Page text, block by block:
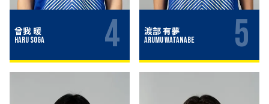
曾我 暖
Haru Soga 4 渡部 有夢
Arumu Watanabe 5